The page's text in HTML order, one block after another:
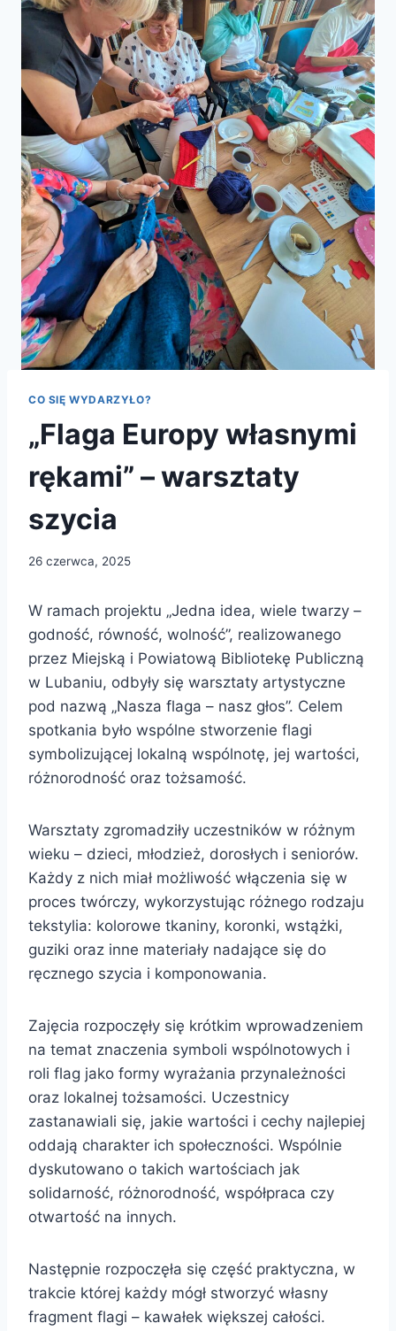
CO SIĘ WYDARZYŁO?
„Flaga Europy własnymi
rękami” – warsztaty
szycia
26 czerwca, 2025
W ramach projektu „Jedna idea, wiele twarzy –
godność, równość, wolność”, realizowanego
przez Miejską i Powiatową Bibliotekę Publiczną
w Lubaniu, odbyły się warsztaty artystyczne
pod nazwą „Nasza flaga – nasz głos”. Celem
spotkania było wspólne stworzenie flagi
symbolizującej lokalną wspólnotę, jej wartości,
różnorodność oraz tożsamość.
Warsztaty zgromadziły uczestników w różnym
wieku – dzieci, młodzież, dorosłych i seniorów.
Każdy z nich miał możliwość włączenia się w
proces twórczy, wykorzystując różnego rodzaju
tekstylia: kolorowe tkaniny, koronki, wstążki,
guziki oraz inne materiały nadające się do
ręcznego szycia i komponowania.
Zajęcia rozpoczęły się krótkim wprowadzeniem
na temat znaczenia symboli wspólnotowych i
roli flag jako formy wyrażania przynależności
oraz lokalnej tożsamości. Uczestnicy
zastanawiali się, jakie wartości i cechy najlepiej
oddają charakter ich społeczności. Wspólnie
dyskutowano o takich wartościach jak
solidarność, różnorodność, współpraca czy
otwartość na innych.
Następnie rozpoczęła się część praktyczna, w
trakcie której każdy mógł stworzyć własny
fragment flagi – kawałek większej całości.